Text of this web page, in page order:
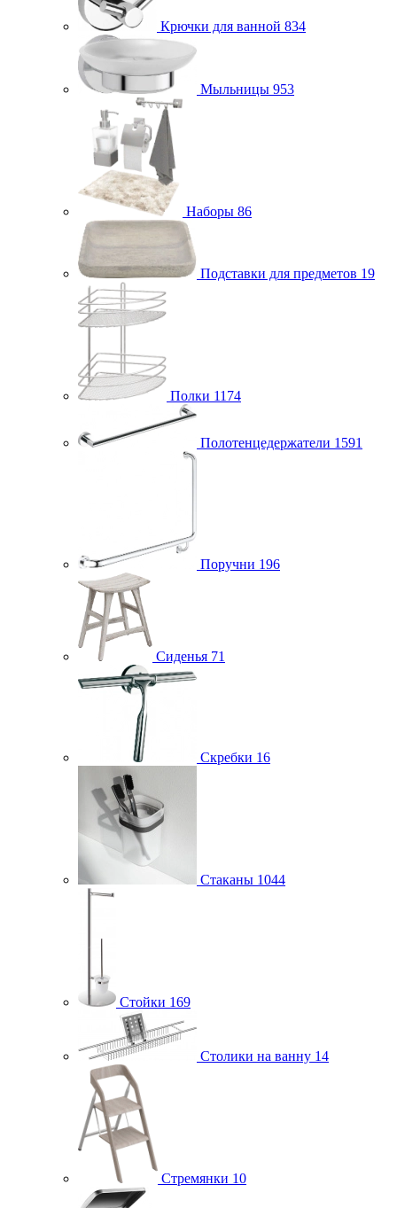
Крючки для ванной 834
Мыльницы 953
Наборы 86
Подставки для предметов 19
Полки 1174
Полотенцедержатели 1591
Поручни 196
Сиденья 71
Скребки 16
Стаканы 1044
Стойки 169
Столики на ванну 14
Стремянки 10